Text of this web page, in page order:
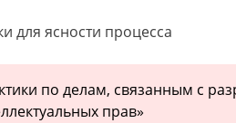
для ясности процесса
по делам, связанным с
прав»